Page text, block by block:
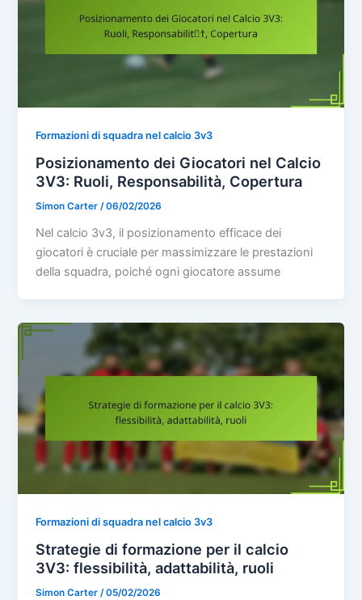
Formazioni di squadra nel calcio 3v3
Posizionamento dei Giocatori nel Calcio
3V3: Ruoli, Responsabilità, Copertura
Simon Carter/06/02/2026
Nel calcio 3v3, il posizionamento efficace dei
giocatori è cruciale per massimizzare le prestazioni
della squadra, poiché ogni giocatore assume
Formazioni di squadra nel calcio 3v3
Strategie di formazione per il calcio
3V3: flessibilità, adattabilità, ruoli
Simon Carter/05/02/2026